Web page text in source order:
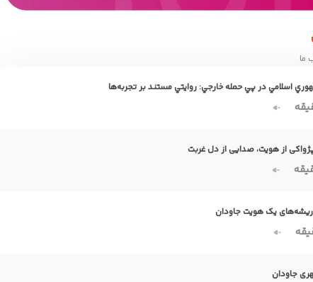
ما
اسلامي در پي حمله خارجي: روايتي مستند بر تجربه‌ها
از هویت، صدایی از دل غربت
ریشه‌های یک هویت جاودان
جاودان